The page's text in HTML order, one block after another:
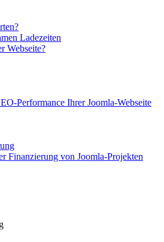
Ladezeiten
Webseite?
Performance Ihrer Joomla-Webseite
Finanzierung von Joomla-Projekten